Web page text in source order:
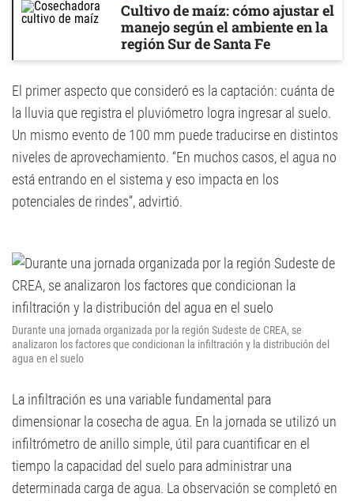
Cultivo de maíz: cómo ajustar el
manejo según el ambiente en la
región Sur de Santa Fe
El primer aspecto que consideró es la captación: cuánta de
la lluvia que registra el pluviómetro logra ingresar al suelo.
Un mismo evento de 100 mm puede traducirse en distintos
niveles de aprovechamiento. “En muchos casos, el agua no
está entrando en el sistema y eso impacta en los
potenciales de rindes”, advirtió.
Durante una jornada organizada por la región Sudeste de CREA, se
analizaron los factores que condicionan la infiltración y la distribución del
agua en el suelo
La infiltración es una variable fundamental para
dimensionar la cosecha de agua. En la jornada se utilizó un
infiltrómetro de anillo simple, útil para cuantificar en el
tiempo la capacidad del suelo para administrar una
determinada carga de agua. La observación se completó en